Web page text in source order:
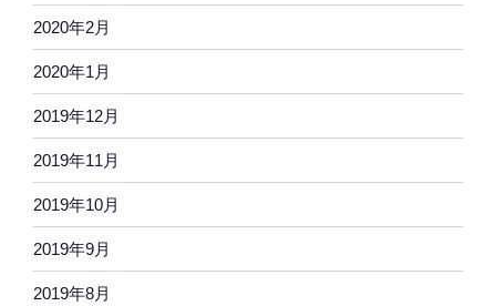
2020年2月
2020年1月
2019年12月
2019年11月
2019年10月
2019年9月
2019年8月